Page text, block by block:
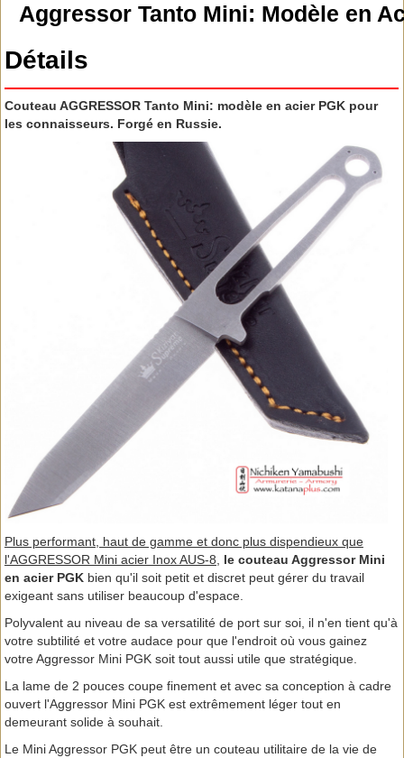
Aggressor Tanto Mini: Modèle en
Détails
Couteau AGGRESSOR Tanto Mini: modèle en acier PGK pour
les connaisseurs. Forgé en Russie.
Plus performant, haut de gamme et donc plus dispendieux que
l'AGGRESSOR Mini acier Inox AUS-8,
le couteau Aggressor Mini
en acier PGKbien qu'il soit petit et discret peut gérer du travail
exigeant sans utiliser beaucoup d'espace.
Polyvalent au niveau de sa versatilité de port sur soi, il n'en tient qu'à
votre subtilité et votre audace pour que l'endroit où vous gainez
votre Aggressor Mini PGK soit tout aussi utile que stratégique.
La lame de 2 pouces coupe finement et avec sa conception à cadre
ouvert l'Aggressor Mini PGK est extrêmement léger tout en
demeurant solide à souhait.
Le Mini Aggressor PGK peut être un couteau utilitaire de la vie de